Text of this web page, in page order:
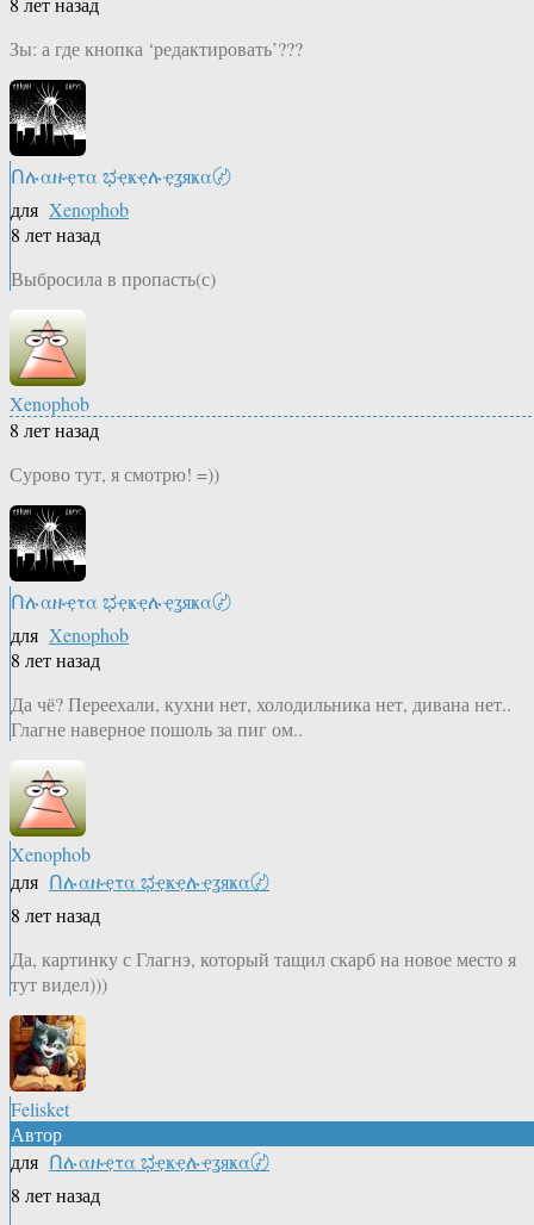
Зы: а где кнопка ‘редактировать’???
Ոሉαዙҿτα ಭҿҝҿሉҿʓяҝα〄
для Xenophob
8 лет назад
Выбросила в пропасть(с)
Xenophob
8 лет назад
Сурово тут, я смотрю! =))
Ոሉαዙҿτα ಭҿҝҿሉҿʓяҝα〄
для Xenophob
8 лет назад
Да чё? Переехали, кухни нет, холодильника нет, дивана нет..
Глагне наверное пошоль за пиг ом..
Xenophob
для Ոሉαዙҿτα ಭҿҝҿሉҿʓяҝα〄
8 лет назад
Да, картинку с Глагнэ, который тащил скарб на новое место я
тут видел)))
Felisket
Автор
для Ոሉαዙҿτα ಭҿҝҿሉҿʓяҝα〄
8 лет назад